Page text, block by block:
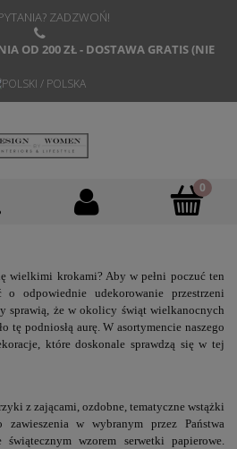
ZADZWOŃ!
OD 200 ZŁ - DOSTAWA GRATIS (NIE
wielkimi krokami? Aby w pełni poczuć ten
o odpowiednie udekorowanie przestrzeni
sprawią, że w okolicy świąt wielkanocnych
tę podniosłą aurę. W asortymencie naszego
które doskonale sprawdzą się w tej
z zającami, ozdobne, tematyczne wstążki
zawieszenia w wybranym przez Państwa
wzorem serwetki papierowe.